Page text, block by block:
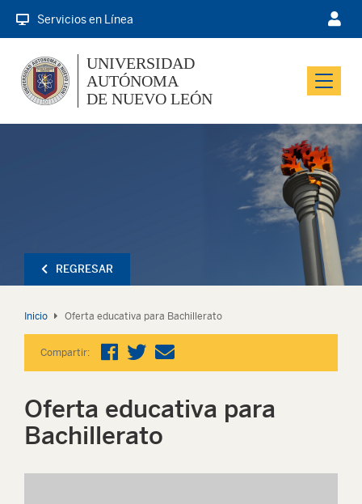
Servicios en Línea
Menu
UNIVERSIDAD
AUTÓNOMA
DE NUEVO LEÓN
REGRESAR
Inicio Oferta educativa para Bachillerato
Compartir:
Oferta educativa para
Bachillerato